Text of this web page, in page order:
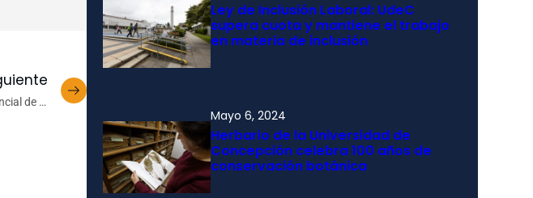
de la
Ley de Inclusión Laboral: UdeC
supera cuota y mantiene el trabajo
en materia de inclusión
Mayo 6, 2024
Herbario de la Universidad de
Concepción celebra 100 años de
conservación botánica